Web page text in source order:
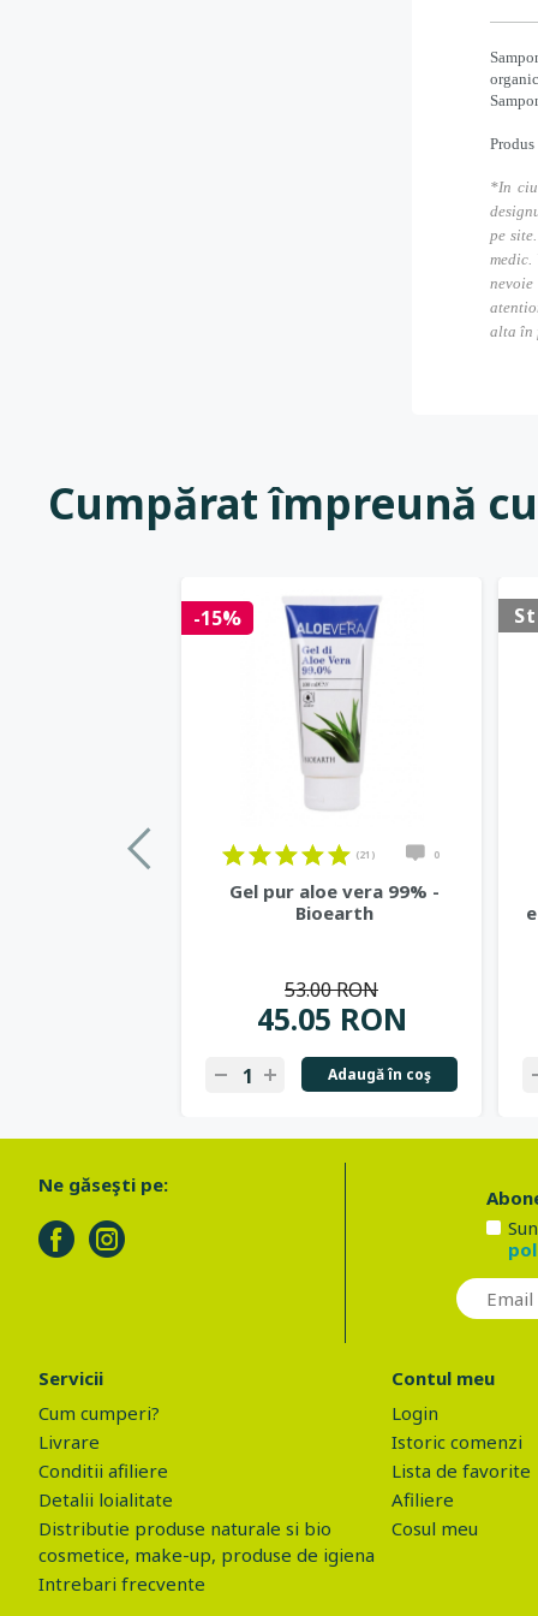
*In
pe
alta în
Cumpărat împreună
-15%
(21) 0
Gel pur aloe vera 99% -
Bioearth
45.05 RON
53.00 RON
Adaugă în coş
Ne găseşti pe:
Servicii
Cum cumperi?
Livrare
Conditii afiliere
Detalii loialitate
Distributie produse naturale si bio
cosmetice, make-up, produse de igiena
Intrebari frecvente
Contul meu
Login
Istoric comenzi
Lista de favorite
Afiliere
Cosul meu